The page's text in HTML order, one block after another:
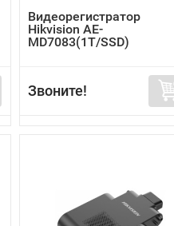
Видеорегистратор
Hikvision AE-
MD7083(1T/SSD)
Звоните!